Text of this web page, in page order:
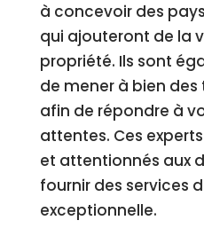
à concevoir des
qui ajouteront de la
propriété. Ils sont
de mener à bien
afin de répondre à
attentes. Ces
et attentionnés aux
fournir des services
exceptionnelle.